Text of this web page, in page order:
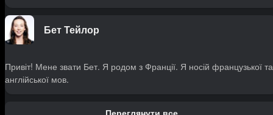
Бет Тейлор
Привіт! Мене звати Бет. Я родом з Франції. Я носій французької та
англійської мов.
Переглянути все